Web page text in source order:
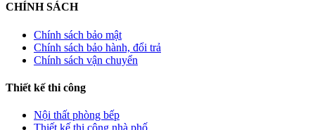
CHÍNH SÁCH
Chính sách bảo mật
Chính sách bảo hành, đổi trả
Chính sách vận chuyển
Thiết kế thi công
Nội thất phòng bếp
Thiết kế thi công nhà phố